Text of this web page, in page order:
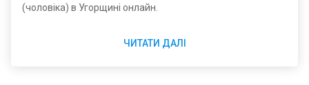
(чоловіка) в Угорщині онлайн.
ЧИТАТИ ДАЛІ